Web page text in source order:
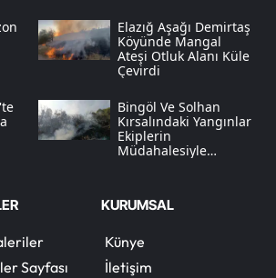
Şırnak
Bartın
Ardahan
Iğdır
Kilis
Elazığ Aşağı Demirtaş
Köyünde Mangal
Ateşi Otluk Alanı Küle
Çevirdi
Bingöl Ve Solhan
Kırsalındaki Yangınlar
Ekiplerin
Müdahalesiyle
Sayfası
KURUMSAL
Künye
İletişim